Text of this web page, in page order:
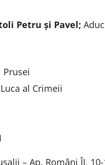
Petru și Pavel;
al Crimeii
– Ap. Români ÎI,